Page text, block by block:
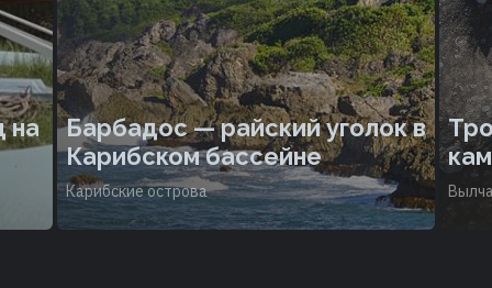
на
Барбадос — райский уголок в
Карибском бассейне
Карибские острова